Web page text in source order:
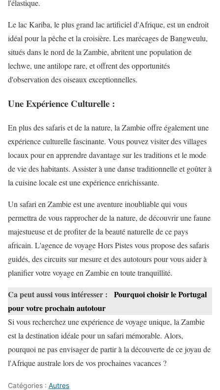
l'élastique.
Le lac Kariba, le plus grand lac artificiel d'Afrique, est un endroit
idéal pour la pêche et la croisière. Les marécages de Bangweulu,
situés dans le nord de la Zambie, abritent une population de
lechwe, une antilope rare, et offrent des opportunités
d'observation des oiseaux exceptionnelles.
Une Expérience Culturelle :
En plus des safaris et de la nature, la Zambie offre également une
expérience culturelle fascinante. Vous pouvez visiter des villages
locaux pour en apprendre davantage sur les traditions et le mode
de vie des habitants. Assister à une danse traditionnelle et goûter à
la cuisine locale est une expérience enrichissante.
Un safari en Zambie est une aventure inoubliable qui vous
permettra de vous rapprocher de la nature, de découvrir une faune
majestueuse et de profiter de la beauté naturelle de ce pays
africain. L'agence de voyage Hors Pistes vous propose des safaris
guidés, des circuits sur mesure et des autotours pour vous aider à
planifier votre voyage en Zambie en toute tranquillité.
Ca peut aussi vous intéresser :
Pourquoi choisir le Portugal
pour votre prochain autotour
Si vous recherchez une expérience de voyage unique, la Zambie
est la destination idéale pour un safari mémorable. Alors,
pourquoi ne pas envisager de partir à la découverte de ce joyau de
l'Afrique australe lors de vos prochaines vacances ?
Catégories : Autres